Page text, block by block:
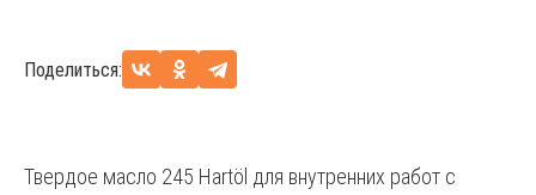
Поделиться:
Твердое масло 245 Hartöl для внутренних работ с